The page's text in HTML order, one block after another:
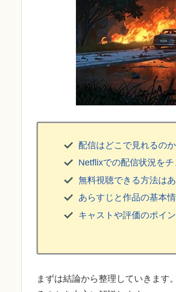
配信はどこで見れるの
Netflixでの配信状況をチ
無料視聴できる方法は
あらすじと作品の基本
キャストや評価のポイ
まずは結論から整理していきます